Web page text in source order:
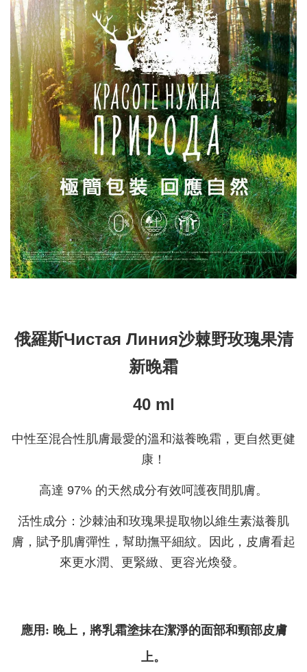
俄羅斯Чистая Линия沙棘野玫瑰果清
新晚霜
40 ml
中性至混合性肌膚最愛的溫和滋養晚霜，更自然更健
康！
高達 97% 的天然成分有效呵護夜間肌膚。
活性成分：沙棘油和玫瑰果提取物以維生素滋養肌
膚，賦予肌膚彈性，幫助撫平細紋。因此，皮膚看起
來更水潤、更緊緻、更容光煥發。
應用: 晚上，將乳霜塗抹在潔淨的面部和頸部皮膚
上。